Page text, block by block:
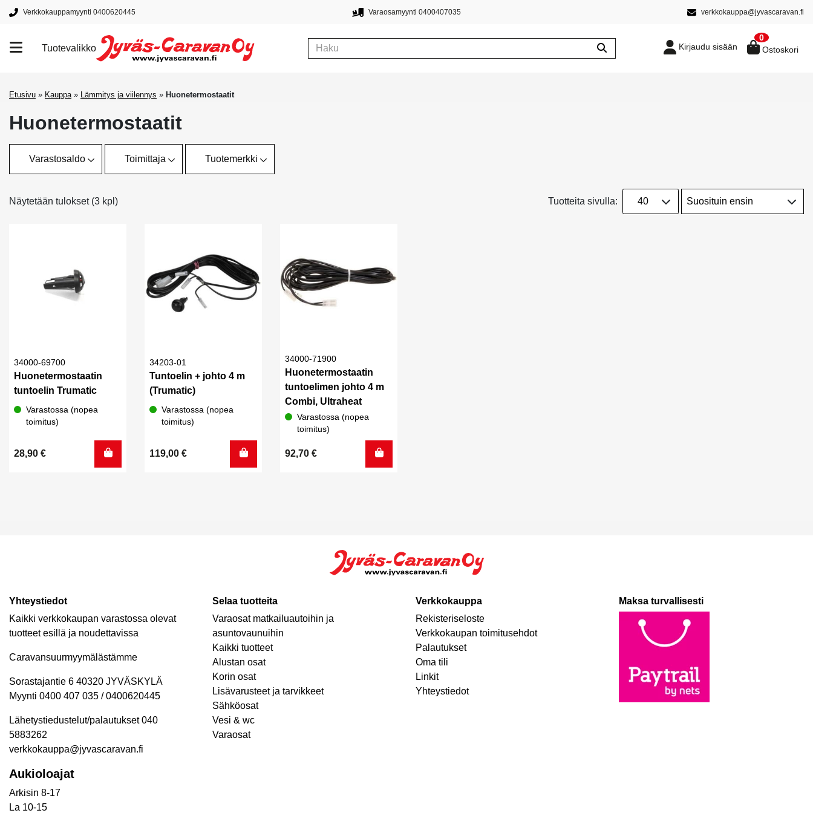
Verkkokauppamyynti 0400620445 Varaosamyynti 0400407035 verkkokauppa@jyvascaravan.fi
Tuotemerkit
Tuotevalikko Kirjaudu sisään
0
Ostoskori
Etusivu » Kauppa» Lämmitys ja viilennys » Huonetermostaatit
Huonetermostaatit
Varastosaldo Toimittaja Tuotemerkki
Näytetään tulokset (3 kpl) Tuotteita sivulla:
34000-69700
Huonetermostaatin
tuntoelin Trumatic
Varastossa (nopea
toimitus)
28,90 €
34203-01
Tuntoelin + johto 4 m
(Trumatic)
Varastossa (nopea
toimitus)
119,00 €
34000-71900
Huonetermostaatin
tuntoelimen johto 4 m
Combi, Ultraheat
Varastossa (nopea
toimitus)
92,70 €
Yhteystiedot
Kaikki verkkokaupan varastossa olevat
tuotteet esillä ja noudettavissa
Caravansuurmyymälästämme
Sorastajantie 6 40320 JYVÄSKYLÄ
Myynti 0400 407 035 / 0400620445
Lähetystiedustelut/palautukset 040
5883262
verkkokauppa@jyvascaravan.fi
Aukioloajat
Arkisin 8-17
La 10-15
Selaa tuotteita
Varaosat matkailuautoihin ja
asuntovaunuihin
Kaikki tuotteet
Alustan osat
Korin osat
Lisävarusteet ja tarvikkeet
Sähköosat
Vesi & wc
Varaosat
Verkkokauppa
Rekisteriseloste
Verkkokaupan toimitusehdot
Palautukset
Oma tili
Linkit
Yhteystiedot
Maksa turvallisesti